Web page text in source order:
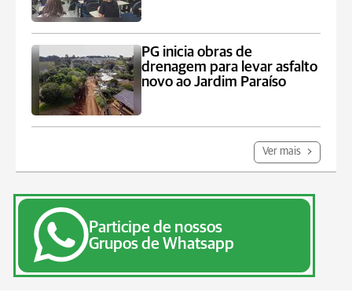
PG inicia obras de
drenagem para levar asfalto
novo ao Jardim Paraíso
Ver mais
Participe de nossos
Grupos de Whatsapp